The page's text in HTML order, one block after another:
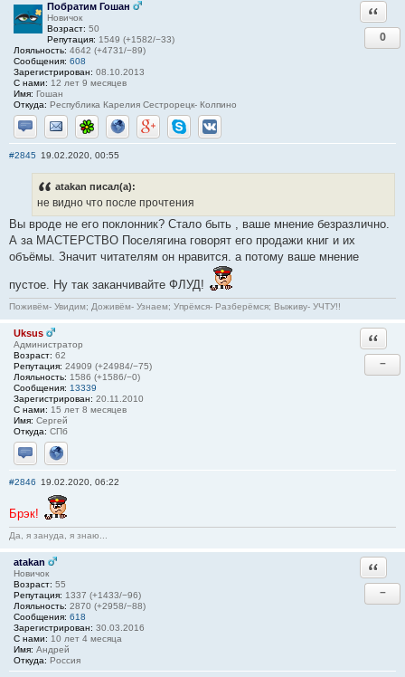
Побратим Гошан
Новичок
Возраст: 50
Репутация: 1549 (+1582/−33)
Лояльность: 4642 (+4731/−89)
Сообщения: 608
Зарегистрирован: 08.10.2013
С нами: 12 лет 9 месяцев
Имя: Гошан
Откуда: Республика Карелия Сестрорецк- Колпино
Отправить личное сообщение
Отправить email
ICQ СайтGoogle+SkypeВКонтакте
0
#2845 19.02.2020, 00:55
atakan писал(а):
не видно что после прочтения
Вы вроде не его поклонник? Стало быть , ваше мнение безразлично.
А за МАСТЕРСТВО Поселягина говорят его продажи книг и их
объёмы. Значит читателям он нравится. а потому ваше мнение
пустое. Ну так заканчивайте ФЛУД!
Поживём- Увидим; Доживём- Узнаем; Упрёмся- Разберёмся; Выживу- УЧТУ!!
Uksus
Администратор
Возраст: 62
Репутация: 24909 (+24984/−75)
Лояльность: 1586 (+1586/−0)
Сообщения: 13339
Зарегистрирован: 20.11.2010
С нами: 15 лет 8 месяцев
Имя: Сергей
Откуда: СПб
Отправить личное сообщение
Сайт
−
#2846 19.02.2020, 06:22
Брэк!
Да, я зануда, я знаю...
atakan
Новичок
Возраст: 55
Репутация: 1337 (+1433/−96)
Лояльность: 2870 (+2958/−88)
Сообщения: 618
Зарегистрирован: 30.03.2016
С нами: 10 лет 4 месяца
Имя: Андрей
Откуда: Россия
−